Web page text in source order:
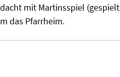
mit Martinsspiel (gespielt
das Pfarrheim.